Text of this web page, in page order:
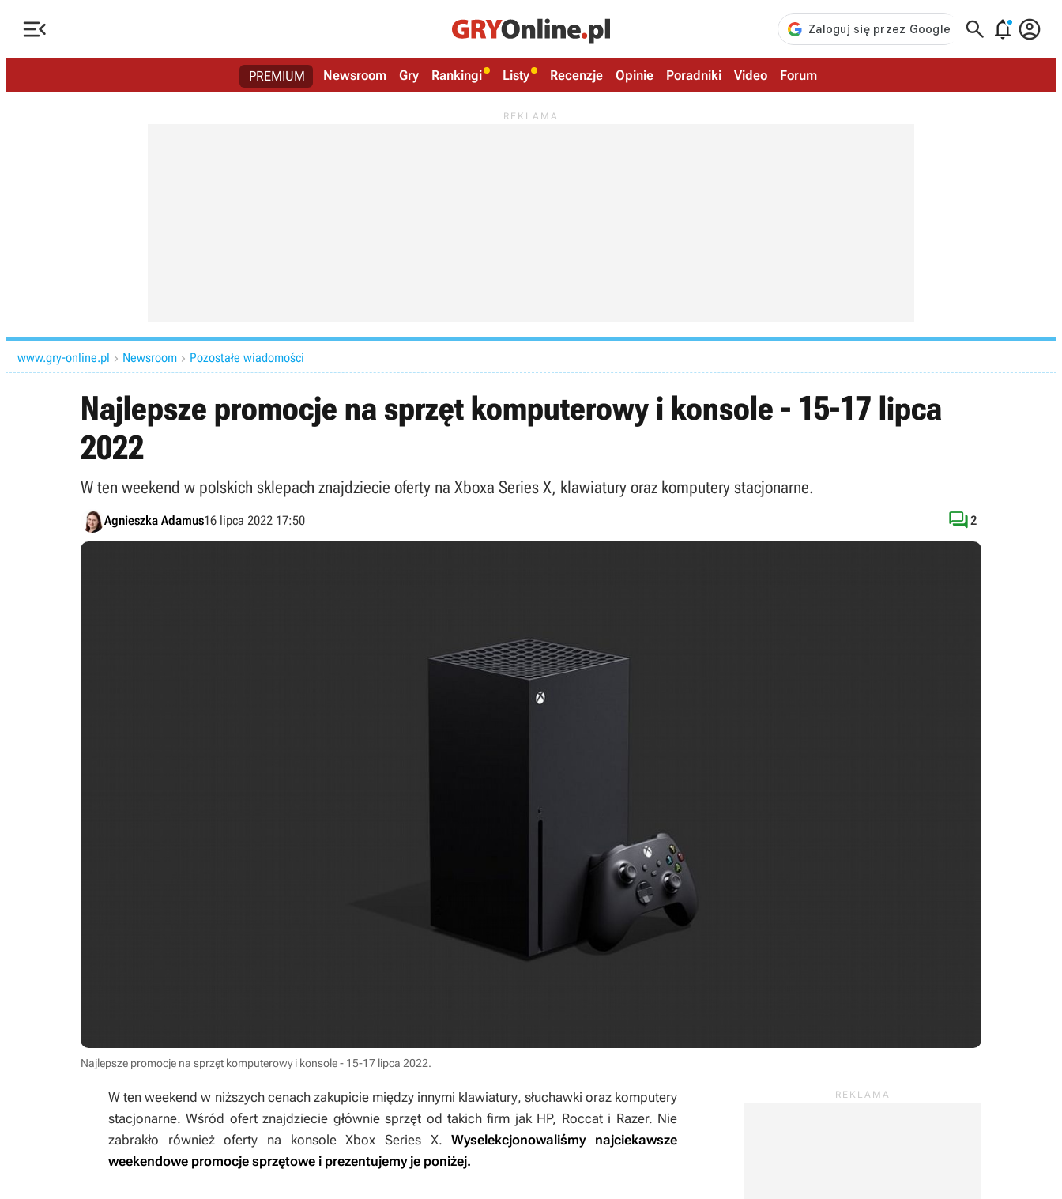
   
PREMIUM Newsroom Gry Rankingi Listy Recenzje Opinie Poradniki Video Forum
www.gry-online.pl  Newsroom  Pozostałe wiadomości
Najlepsze promocje na sprzęt komputerowy i konsole - 15-17 lipca
2022
W ten weekend w polskich sklepach znajdziecie oferty na Xboxa Series X, klawiatury oraz komputery stacjonarne.
Agnieszka Adamus16 lipca 2022 17:50 2
Najlepsze promocje na sprzęt komputerowy i konsole - 15-17 lipca 2022.
W ten weekend w niższych cenach zakupicie między innymi klawiatury, słuchawki oraz komputery
stacjonarne. Wśród ofert znajdziecie głównie sprzęt od takich firm jak HP, Roccat i Razer. Nie
zabrakło również oferty na konsole Xbox Series X.Wyselekcjonowaliśmy najciekawsze
weekendowe promocje sprzętowe i prezentujemy je poniżej.